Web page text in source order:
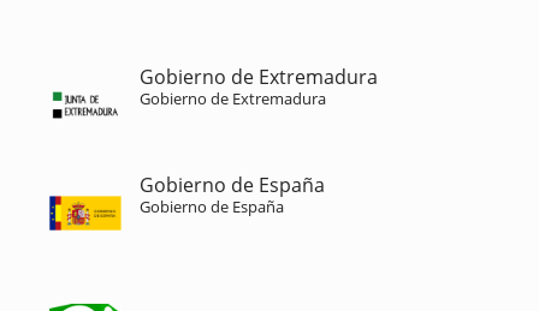
Gobierno de Extremadura
Gobierno de Extremadura
Gobierno de España
Gobierno de España